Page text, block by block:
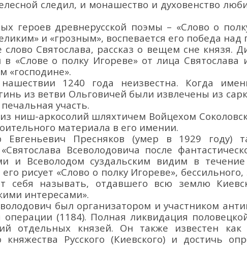
следил, и монашество и духовенство
героев древнерусской поэмы – «Слово о
и «грозным», воспевается его победа над
слово Святослава, рассказ о вещем сне князя.
в «Слове о полку Игореве» от лица Святослава
«господине».
1240 года неизвестна. Когда
из ветви Ольговичей были извлечены из
участь.
ниш-аркосолий шляхтичем Войцехом
материала в его имении.
Евгеньевич Пресняков (умер в 1929 году) т
Святослава Всеволодовича после
и Всеволодом суздальским видим в течение
рисует «Слово о полку Игореве», бессильного,
себя называть, отдавшего всю землю
интересами».
был организатором и участником
операции (1184). Полная ликвидация
отдельных князей. Он также известен как
княжества Русского (Киевского) и достичь